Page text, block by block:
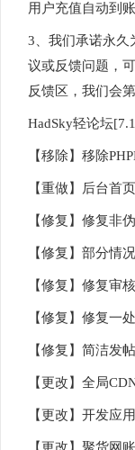
用户充值自动到账
3、我们承诺永久
议或反馈问题，
反馈区，我们会
HadSky轻论坛
【移除】移除
【重做】后台首
【修复】修复非
【修复】部分情
【修复】修复审
【修复】修复一
【修复】简洁发
【更改】全局
【更改】开发应